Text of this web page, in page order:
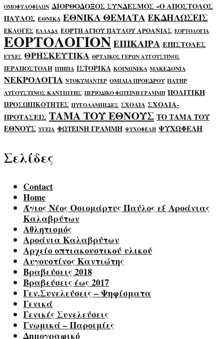
ΟΜΟΦΥΛΟΦΙΛΩΝ ΔΙΟΡΘΟΔΟΞΟΣ ΣΥΝΔΕΣΜΟΣ «Ο ΑΠΟΣΤΟΛΟΣ
ΠΑΥΛΟΣ ΕΘΝΙΚΑ ΕΘΝΙΚΑ ΘΕΜΑΤΑΕΚΔΗΛΩΣΕΙΣ
ΕΚΛΟΓΕΣ ΕΛΛΑΔΑ ΕΟΡΤΗ ΑΓΙΟΥ ΠΑΥΛΟΥ ΑΡΟΑΝΙΑΣ ΕΟΡΤΟΛΟΓΙΑ
ΕΟΡΤΟΛΟΓΙΟΝΕΠΙΚΑΙΡΑ ΕΠΙΣΤΟΛΕΣ
ΕΥΧΕΣ ΘΡΗΣΚΕΥΤΙΚΑ ΘΡΥΛΙΚΟΣ ΓΕΡΩΝ ΑΥΓΟΥΣΤΙΝΟΣ
ΙΕΡΑΠΟΣΤΟΛΗ ΙΠΗΠΑ ΙΣΤΟΡΙΚΑ ΚΟΙΝΩΝΙΚΑ ΜΑΚΕΔΟΝΙΑ
ΝΕΚΡΟΛΟΓΙΑ ΝΤΟΚΥΜΑΝΤΕΡ ΟΜΙΛΙΑ ΠΡΟΕΔΡΟΥ ΠΑΤΗΡ
ΑΥΓΟΥΣΤΙΝΟΣ ΚΑΝΤΙΩΤΗΣ ΠΕΡΙΟΔΙΚΟ ΦΩΤΕΙΝΗ ΓΡΑΜΜΗ ΠΟΛΙΤΙΚΗ
ΠΡΟΣΩΠΙΚΟΤΗΤΕΣ ΠΥΓΟΛΑΜΠΙΔΕΣ ΣΧΟΛΙΑ ΣΧΟΛΙΑ-
ΠΡΟΤΑΣΕΙΣ ΤΑΜΑ ΤΟΥ ΕΘΝΟΥΣ ΤΟ ΤΑΜΑ ΤΟΥ
ΕΘΝΟΥΣ ΥΓΕΙΑ ΦΩΤΕΙΝΗ ΓΡΑΜΜΗ ΨΥΧΟΦΕΛΗ ΨΥΧΩΦΕΛΗ
Σελίδες
Contact
Home
Άγιος Νέος Οσιομάρτυς Παύλος εξ Αροάνιας
Καλαβρύτων
Αθλητισμός
Αροάνια Καλαβρύτων
Αρχείο οπτιακουστικού υλικού
Αυγουστίνος Καντιώτης
Βραβεύσεις 2018
Βραβεύσεις έως 2017
Γεν.Συνελεύσεις – Ψηφίσματα
Γενικά
Γενικές Συνελεύσεις
Γνωμικά – Παροιμίες
Δημογραφικό